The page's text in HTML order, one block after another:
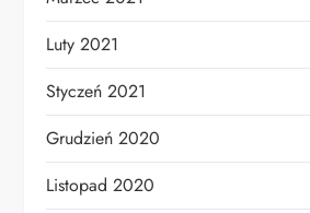
Luty 2021
Styczeń 2021
Grudzień 2020
Listopad 2020